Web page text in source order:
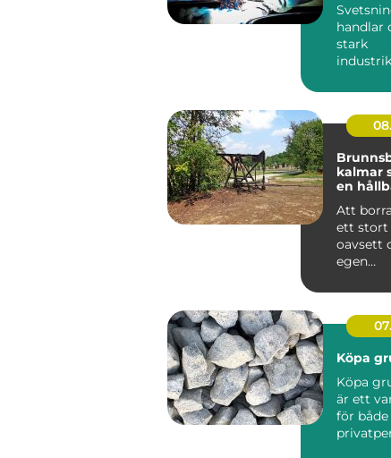
handlar
stark
kalmar så fungerar
en
Att
ett stort
oavsett
egen
eller
Köpa
Köpa
är ett
för både